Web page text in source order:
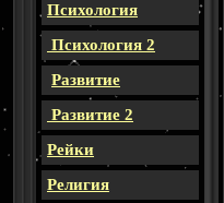
Психология
Психология 2
Развитие
Развитие 2
Рейки
Религия